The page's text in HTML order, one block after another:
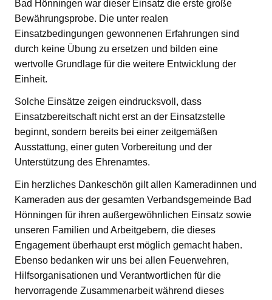
Bad Hönningen war dieser Einsatz die erste große
Bewährungsprobe. Die unter realen
Einsatzbedingungen gewonnenen Erfahrungen sind
durch keine Übung zu ersetzen und bilden eine
wertvolle Grundlage für die weitere Entwicklung der
Einheit.
Solche Einsätze zeigen eindrucksvoll, dass
Einsatzbereitschaft nicht erst an der Einsatzstelle
beginnt, sondern bereits bei einer zeitgemäßen
Ausstattung, einer guten Vorbereitung und der
Unterstützung des Ehrenamtes.
Ein herzliches Dankeschön gilt allen Kameradinnen und
Kameraden aus der gesamten Verbandsgemeinde Bad
Hönningen für ihren außergewöhnlichen Einsatz sowie
unseren Familien und Arbeitgebern, die dieses
Engagement überhaupt erst möglich gemacht haben.
Ebenso bedanken wir uns bei allen Feuerwehren,
Hilfsorganisationen und Verantwortlichen für die
hervorragende Zusammenarbeit während dieses